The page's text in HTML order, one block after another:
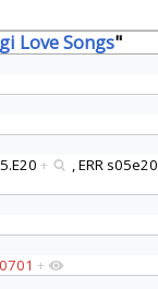
Love Songs"
+ ,ERR s05e20
+